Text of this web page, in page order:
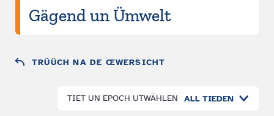
Gägend un Ümwelt
TRÜÜCH NA DE ŒWERSICHT
TIET UN EPOCH UTWÄHLEN ALL TIEDEN